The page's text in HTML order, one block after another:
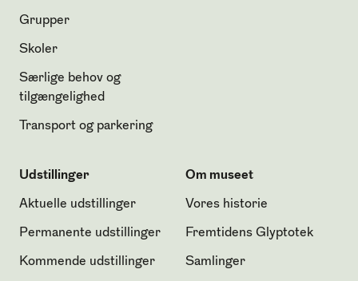
Grupper
Skoler
Særlige behov og
tilgængelighed
Transport og parkering
Udstillinger
Aktuelle udstillinger
Permanente udstillinger
Kommende udstillinger
Om museet
Vores historie
Fremtidens Glyptotek
Samlinger